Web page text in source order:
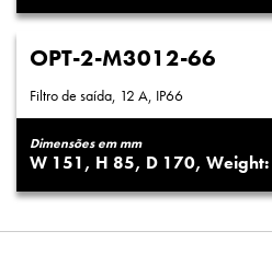
OPT-2-M3012-66
Filtro de saída, 12 A, IP66
Dimensões em mm
151 85 170